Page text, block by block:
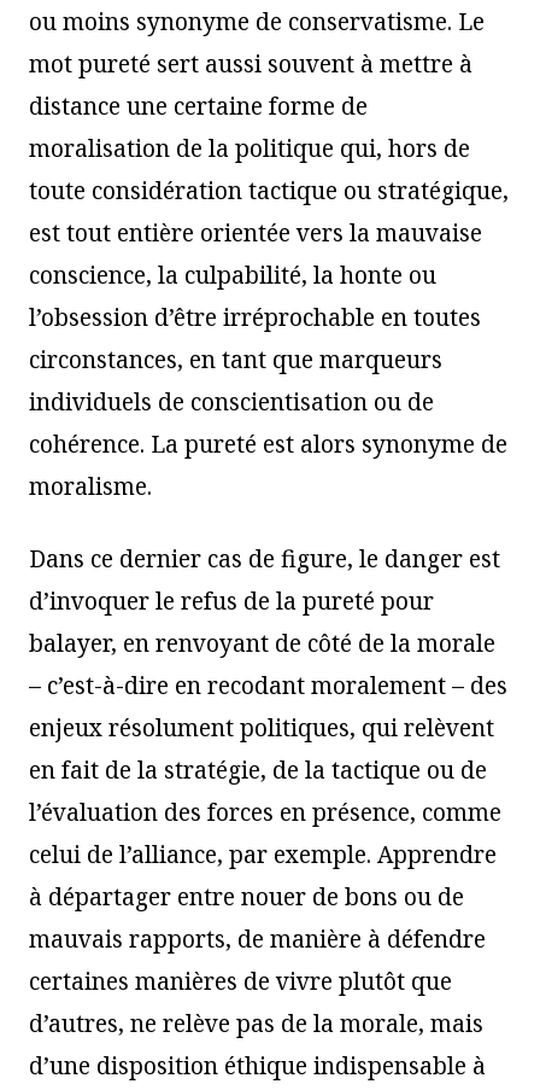
ou moins synonyme de conservatisme. Le
mot pureté sert aussi souvent à mettre à
distance une certaine forme de
moralisation de la politique qui, hors de
toute considération tactique ou stratégique,
est tout entière orientée vers la mauvaise
conscience, la culpabilité, la honte ou
l’obsession d’être irréprochable en toutes
circonstances, en tant que marqueurs
individuels de conscientisation ou de
cohérence. La pureté est alors synonyme de
moralisme.
Dans ce dernier cas de figure, le danger est
d’invoquer le refus de la pureté pour
balayer, en renvoyant de côté de la morale
– c’est-à-dire en recodant moralement – des
enjeux résolument politiques, qui relèvent
en fait de la stratégie, de la tactique ou de
l’évaluation des forces en présence, comme
celui de l’alliance, par exemple. Apprendre
à départager entre nouer de bons ou de
mauvais rapports, de manière à défendre
certaines manières de vivre plutôt que
d’autres, ne relève pas de la morale, mais
d’une disposition éthique indispensable à